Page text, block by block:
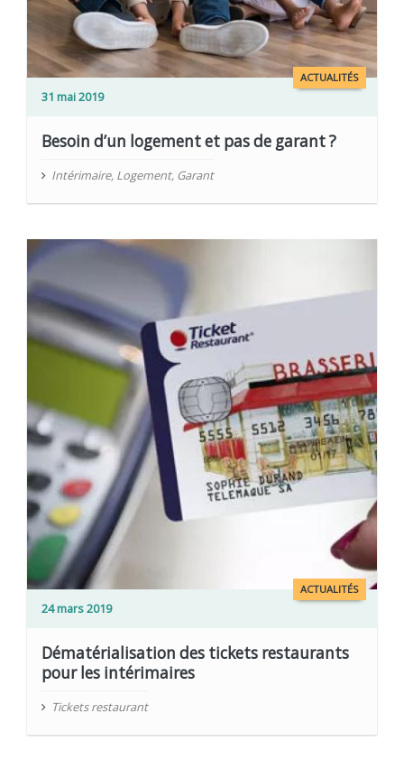
ACTUALITÉS
31 mai 2019
Besoin d’un logement et pas de garant ?
Intérimaire, Logement, Garant
ACTUALITÉS
24 mars 2019
Dématérialisation des tickets restaurants
pour les intérimaires
Tickets restaurant